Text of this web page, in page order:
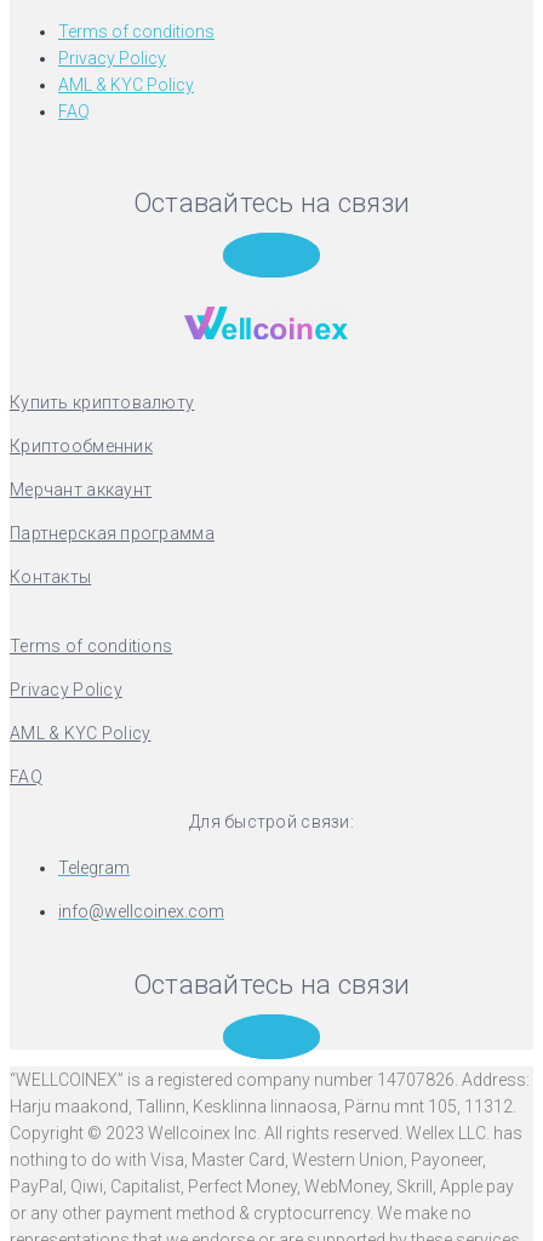
Terms of conditions
Privacy Policy
AML & KYC Policy
FAQ
Оставайтесь на связи
Купить криптовалюту
Криптообменник
Мерчант аккаунт
Партнерская программа
Контакты
Terms of conditions
Privacy Policy
AML & KYC Policy
FAQ
Для быстрой связи:
Telegram
info@wellcoinex.com
Оставайтесь на связи
“WELLCOINEX” is a registered company number 14707826. Address:
Harju maakond, Tallinn, Kesklinna linnaosa, Pärnu mnt 105, 11312.
Copyright © 2023 Wellcoinex Inc. All rights reserved. Wellex LLC. has
nothing to do with Visa, Master Card, Western Union, Payoneer,
PayPal, Qiwi, Capitalist, Perfect Money, WebMoney, Skrill, Apple pay
or any other payment method & cryptocurrency. We make no